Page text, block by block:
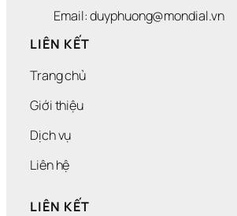
Email: duyphuong@mondial.vn
LIÊN KẾT
Trang chủ
Giới thiệu
Dịch vụ
Liên hệ
LIÊN KẾT